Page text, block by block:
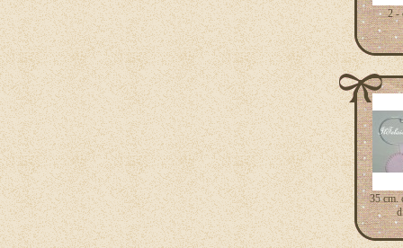
2 -
35 cm.